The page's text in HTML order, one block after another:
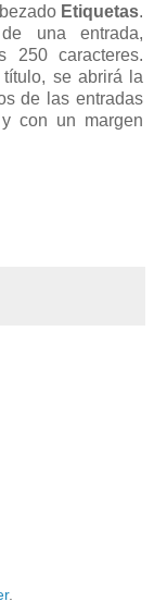
Etiquetas.
una entrada,
250 caracteres.
se abrirá la
de las entradas
con un margen
.